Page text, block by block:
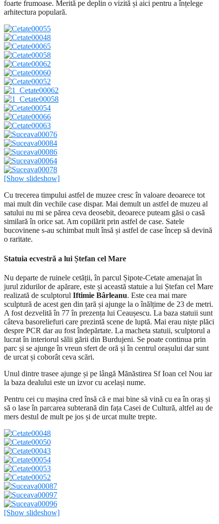
foarte frumoase. Merită pe deplin o vizită și aici pentru a înțelege
arhitectura populară.
[Show slideshow]
Cu trecerea timpului astfel de muzee cresc în valoare deoarece tot
mai mult din vechile case dispar. Mai demult un astfel de muzeu al
satului nu mi se părea ceva deosebit, deoarece puteam găsi o casă
similară în orice sat. Am copilărit prin astfel de case. Satele
bucovinene s-au schimbat mult însă și astfel de case încep să devină
o raritate.
Statuia ecvestră a lui Ștefan cel Mare
Nu departe de ruinele cetății, în parcul Șipote-Cetate amenajat în
jurul zidurilor de apărare, este și această statuie a lui Ștefan cel Mare
realizată de sculptorul Iftimie Bârleanu. Este cea mai mare
sculptură de acest gen din țară și ajunge la o înălțime de 23 de metri.
A fost dezvelită în 77 în prezența lui Ceaușescu. La baza statuii sunt
câteva basoreliefuri care prezintă scene de luptă. Mai erau niște plăci
despre PCR dar au fost îndepărtate. La macheta statuii, sculptorul a
lucrat în interiorul sălii gării din Burdujeni. Se poate continua prin
parc și se ajunge în vreun sfert de oră și în centrul orașului dar sunt
de urcat și coborât ceva scări.
Unul dintre trasee ajunge și pe lângă Mănăstirea Sf Ioan cel Nou iar
la baza dealului este un izvor cu același nume.
Pentru cei cu mașina cred însă că e mai bine să vină cu ea în oraș și
să o lase în parcarea subterană din fața Casei de Cultură, altfel au de
mers destul de mult pe jos și de urcat multe trepte.
[Show slideshow]